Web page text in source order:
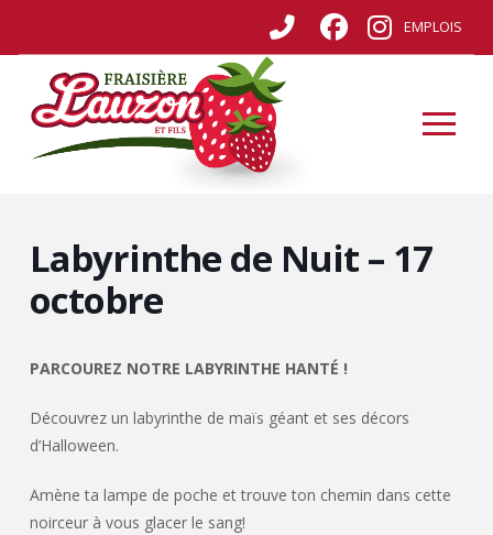
EMPLOIS
Labyrinthe de Nuit – 17
octobre
PARCOUREZ NOTRE LABYRINTHE HANTÉ !
Découvrez un labyrinthe de maïs géant et ses décors
d’Halloween.
Amène ta lampe de poche et trouve ton chemin dans cette
noirceur à vous glacer le sang!